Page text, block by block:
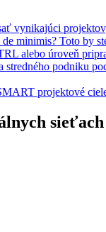
vynikajúci
minimis? Toto by
alebo úroveň
stredného podniku
projektové
sieťach